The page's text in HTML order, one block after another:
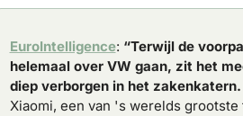
EuroIntelligence: “Terwijl de
helemaal over VW gaan, zit het
diep verborgen in het zakenkatern.
Xiaomi, een van 's werelds grootste